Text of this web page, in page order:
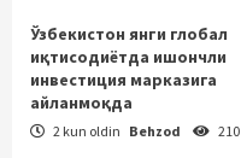
Ўзбекистон янги глобал
иқтисодиётда ишончли
инвестиция марказига
айланмоқда
2 kun oldin Behzod 210